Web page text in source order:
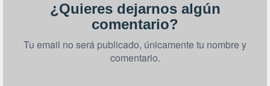
¿Quieres dejarnos algún
comentario?
Tu email no será publicado, únicamente tu nombre y
comentario.